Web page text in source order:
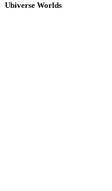
Ubiverse Worlds